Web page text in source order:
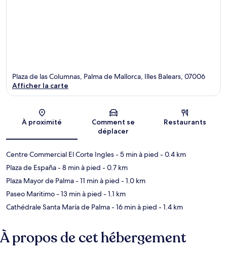
Carte
Plaza de las Columnas, Palma de Mallorca, Illes Balears, 07006
Afficher la carte
À proximité
Comment se
déplacer
Restaurants
Centre Commercial El Corte Ingles- 5 min à pied - 0.4 km
Plaza de España- 8 min à pied - 0.7 km
Plaza Mayor de Palma- 11 min à pied - 1.0 km
Paseo Maritimo- 13 min à pied - 1.1 km
Cathédrale Santa María de Palma- 16 min à pied - 1.4 km
À propos de cet hébergement